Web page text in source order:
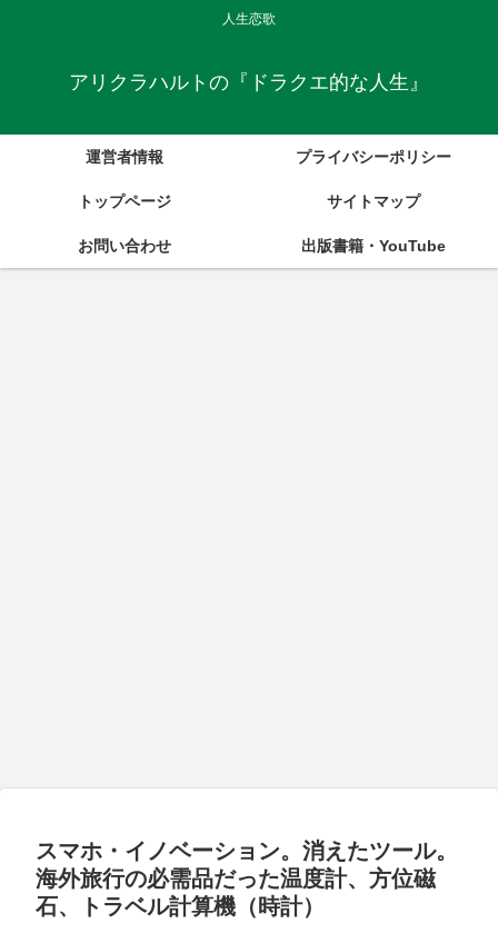
人生恋歌
アリクラハルトの『ドラクエ的な人生』
運営者情報 プライバシーポリシー
トップページ サイトマップ
お問い合わせ 出版書籍・YouTube
スマホ・イノベーション。消えたツール。
海外旅行の必需品だった温度計、方位磁
石、トラベル計算機（時計）